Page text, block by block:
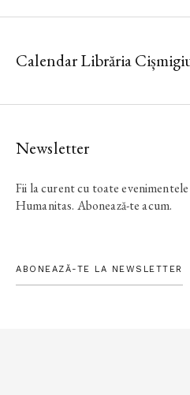
Calendar Librăria
Newsletter
Fii la curent cu toate
Humanitas. Abonează-te acum.
ABONEAZĂ-TE LA NEWSLETTER